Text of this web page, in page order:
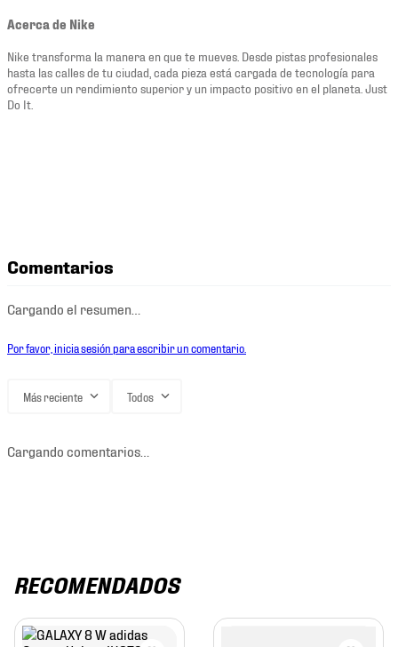
Acerca de Nike
Nike transforma la manera en que te mueves. Desde pistas profesionales
hasta las calles de tu ciudad, cada pieza está cargada de tecnología para
ofrecerte un rendimiento superior y un impacto positivo en el planeta. Just
Do It.
Comentarios
Cargando el resumen…
Por favor, inicia sesión para escribir un comentario.
Más reciente Todos
Cargando comentarios…
RECOMENDADOS